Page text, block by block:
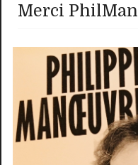
Merci PhilMan